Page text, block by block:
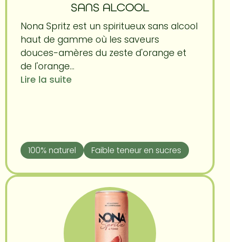
SANS ALCOOL
Nona Spritz est un spiritueux sans alcool
haut de gamme où les saveurs
douces-amères du zeste d'orange et
de l'orange...
Lire la suite
100% naturel Faible teneur en sucres